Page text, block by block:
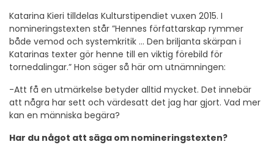
Katarina Kieri tilldelas Kulturstipendiet vuxen 2015. I
nomineringstexten står ”Hennes författarskap rymmer
både vemod och systemkritik … Den briljanta skärpan i
Katarinas texter gör henne till en viktig förebild för
tornedalingar.” Hon säger så här om utnämningen:
-Att få en utmärkelse betyder alltid mycket. Det innebär
att några har sett och värdesatt det jag har gjort. Vad mer
kan en människa begära?
Har du något att säga om nomineringstexten?